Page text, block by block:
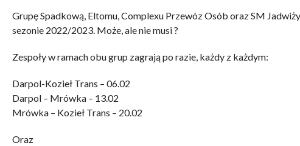
Grupę Spadkową, Eltomu, Complexu Przewóz Osób oraz SM
sezonie 2022/2023. Może, ale nie musi ?
Zespoły w ramach obu grup zagrają po razie, każdy z każdym:
Darpol-Kozieł Trans – 06.02
Darpol – Mrówka – 13.02
Mrówka – Kozieł Trans – 20.02
Oraz